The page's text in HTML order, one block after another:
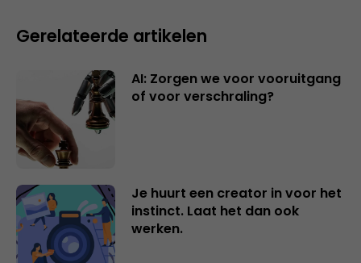
Gerelateerde artikelen
AI: Zorgen we voor vooruitgang
of voor verschraling?
Je huurt een creator in voor het
instinct. Laat het dan ook
werken.